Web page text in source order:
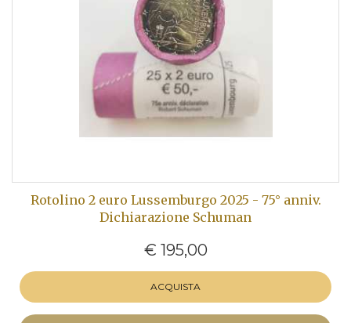
Rotolino 2 euro Lussemburgo 2025 - 75° anniv.
Dichiarazione Schuman
€ 195,00
ACQUISTA